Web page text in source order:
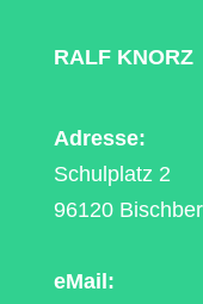
RALF KNORZ
Adresse:
Schulplatz 2
96120
eMail: